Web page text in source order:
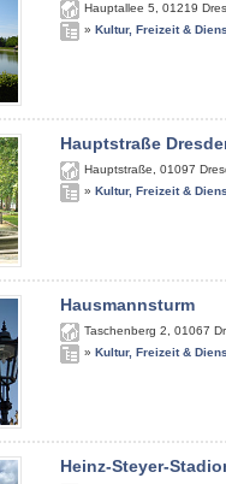
Hauptallee 5 01219
» Kultur, Freizeit &
Hauptstraße
Hauptstraße 01097
» Kultur, Freizeit &
Hausmannsturm
Taschenberg 2 01067
» Kultur, Freizeit &
Heinz-Steyer-